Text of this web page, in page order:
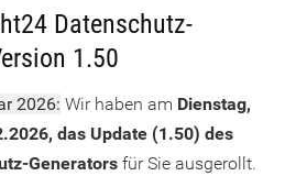
Datenschutz-
1.50
2026: Wir haben am Dienstag,
das Update (1.50) des
Generatorsfür Sie ausgerollt.